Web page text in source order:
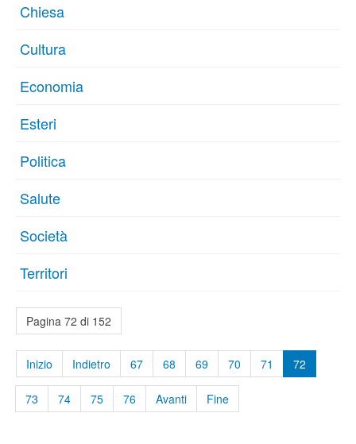
Chiesa
Cultura
Economia
Esteri
Politica
Salute
Società
Territori
Pagina 72 di 152
Inizio Indietro 67 68 69 70 71 72
73 74 75 76 Avanti Fine